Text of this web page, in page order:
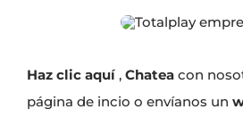
Haz clic aquí, Chateacon
página de incio o envíanos un